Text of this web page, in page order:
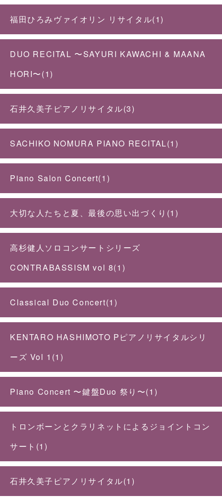
福田ひろみヴァイオリン リサイタル(1)
DUO RECITAL 〜SAYURI KAWACHI & MAANA
HORI〜(1)
石井久美子ピアノリサイタル(3)
SACHIKO NOMURA PIANO RECITAL(1)
Piano Salon Concert(1)
大切な人たちと夏、最後の思い出づくり(1)
高杉健人ソロコンサートシリーズ
CONTRABASSISM vol 8(1)
Classical Duo Concert(1)
KENTARO HASHIMOTO Pピアノリサイタルシリ
ーズ Vol 1(1)
Piano Concert 〜鍵盤Duo 祭り〜(1)
トロンボーンとクラリネットによるジョイントコン
サート(1)
石井久美子ピアノリサイタル(1)